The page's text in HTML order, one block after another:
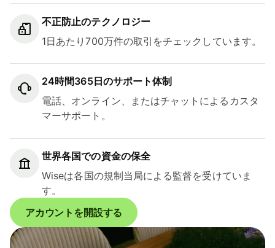
不正防止のテクノロジー
1日あたり700万件の取引をチェックしています。
24時間365日のサポート体制
電話、オンライン、またはチャットによるカスタ
マーサポート。
世界各国での資金の保全
Wiseは各国の規制当局による監督を受けていま
す。
アカウントを開設する